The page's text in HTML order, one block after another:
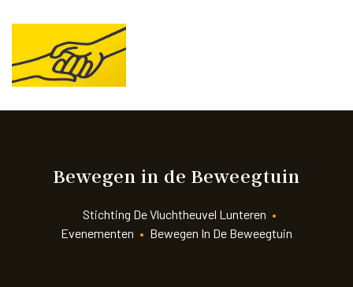
Bewegen in de Beweegtuin
Stichting De Vluchtheuvel Lunteren •
Evenementen • Bewegen In De Beweegtuin